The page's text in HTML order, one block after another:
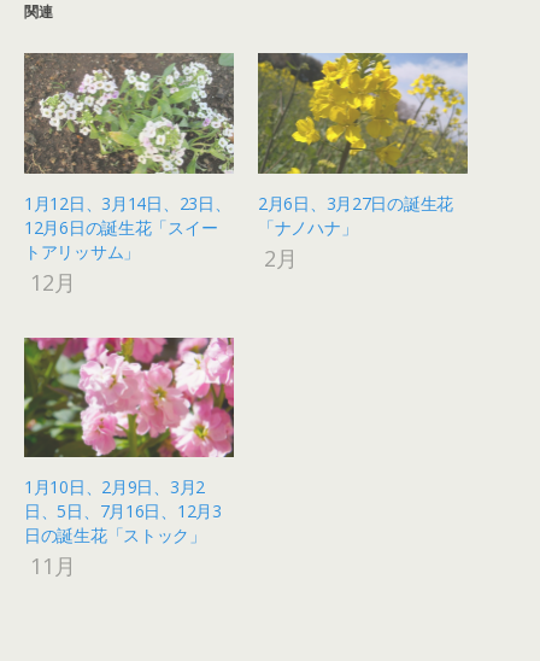
関連
1月12日、3月14日、23日、
12月6日の誕生花「スイー
トアリッサム」
12月
2月6日、3月27日の誕生花
「ナノハナ」
2月
1月10日、2月9日、3月2
日、5日、7月16日、12月3
日の誕生花「ストック」
11月